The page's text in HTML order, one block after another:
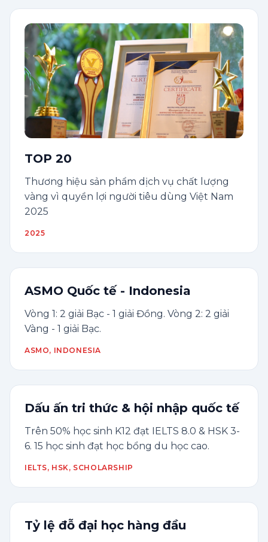
TOP 20
Thương hiệu sản phẩm dịch vụ chất lượng
vàng vì quyền lợi người tiêu dùng Việt Nam
2025
2025
ASMO Quốc tế - Indonesia
Vòng 1: 2 giải Bạc - 1 giải Đồng. Vòng 2: 2 giải
Vàng - 1 giải Bạc.
ASMO, INDONESIA
Dấu ấn tri thức & hội nhập quốc tế
Trên 50% học sinh K12 đạt IELTS 8.0 & HSK 3-
6. 15 học sinh đạt học bổng du học cao.
IELTS, HSK, SCHOLARSHIP
Tỷ lệ đỗ đại học hàng đầu